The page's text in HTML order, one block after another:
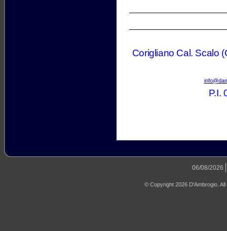
Corigliano Cal. Scalo
P.I.
06/08/2026
© Copyright 2026 D'Ambrogio.